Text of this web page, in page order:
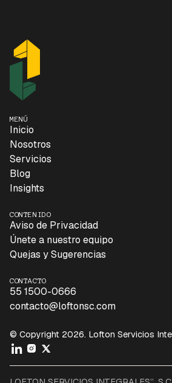
MENÚ
Inicio
Nosotros
Servicios
Blog
Insights
CONTENIDO
Aviso de Privacidad
Únete a nuestro equipo
Quejas y Sugerencias
CONTACTO
55 1500-0666
contacto@loftonsc.com
© Copyright 2026. Lofton Servicios